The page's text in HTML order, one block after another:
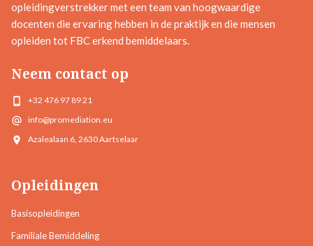
opleidingverstrekker met een team van hoogwaardige
docenten die ervaring hebben in de praktijk en die mensen
opleiden tot FBC erkend bemiddelaars.
Neem contact op
+32 476 97 89 21
info@promediation.eu
Azalealaan 6, 2630 Aartselaar
Opleidingen
Basisopleidingen
Familiale Bemiddeling